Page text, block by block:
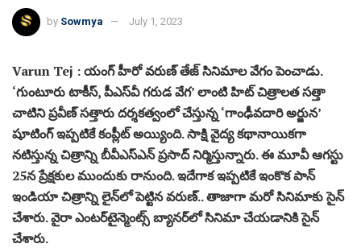
by Sowmya July 1, 2023
Varun Tej : యంగ్ హీరో వరుణ్ తేజ్ సినిమాల వేగం పెంచాడు.
‘గుంటూరు టాకీస్, పీఎస్‌వీ గరుడ వేగ’ లాంటి హిట్ చిత్రాలత సత్తా
చాటిని ప్రవీణ్ సత్తారు దర్శకత్వంలో చేస్తున్న ‘గాంఢీవదారి అర్జున’
షూటింగ్ ఇప్పటికే కంప్లీట్ అయ్యింది. సాక్షి వైద్య కథానాయికగా
నటిస్తున్న చిత్రాన్ని బీవీఎస్‌ఎన్ ప్రసాద్ నిర్మిస్తున్నారు. ఈ మూవీ ఆగస్టు
25న ప్రేక్షకుల ముందుకు రానుంది. ఇదేగాక ఇప్పటికే ఇంకొక పాన్
ఇండియా చిత్రాన్ని లైన్‌లో పెట్టిన వరుణ్.. తాజాగా మరో సినిమాకు సైన్
చేశారు. వైరా ఎంటర్‌టైన్మెంట్స్‌ బ్యానర్‌లో సినిమా చేయడానికి సైన్
చేశారు.